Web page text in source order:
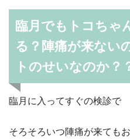
臨月でもトコちゃ
る？陣痛が来ない
トのせいなのか？
臨月に入ってすぐの検診で
そろそろいつ陣痛が来ても